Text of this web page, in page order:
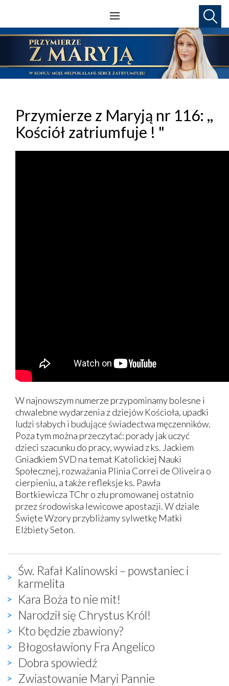
Przymierze z Maryją nr 116: ,,
Kościół zatriumfuje ! "
W najnowszym numerze przypominamy bolesne i
chwalebne wydarzenia z dziejów Kościoła, upadki
ludzi słabych i budujące świadectwa męczenników.
Poza tym można przeczytać: porady jak uczyć
dzieci szacunku do pracy, wywiad z ks. Jackiem
Gniadkiem SVD na temat Katolickiej Nauki
Społecznej, rozważania Plinia Correi de Oliveira o
cierpieniu, a także refleksje ks. Pawła
Bortkiewicza TChr o złu promowanej ostatnio
przez środowiska lewicowe apostazji. W dziale
Święte Wzory przybliżamy sylwetkę Matki
Elżbiety Seton.
Św. Rafał Kalinowski – powstaniec i
karmelita
Kara Boża to nie mit!
Narodził się Chrystus Król!
Kto będzie zbawiony?
Błogosławiony Fra Angelico
Dobra spowiedź
Zwiastowanie Maryi Pannie